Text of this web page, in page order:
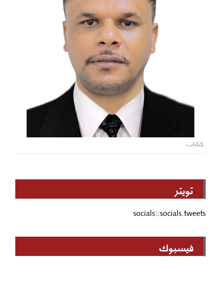
كتابات
تويتر
socials::socials.tweets
فيسبوك